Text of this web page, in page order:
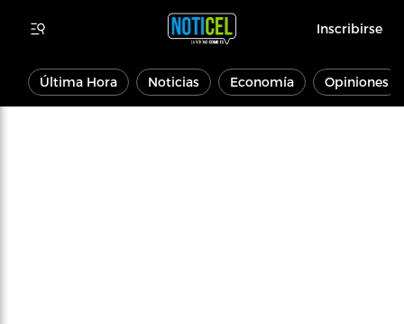
Inscribirse
Última Hora Noticias Economía Opiniones